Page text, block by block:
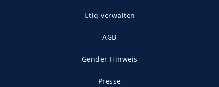
Utiq verwalten
AGB
Gender-Hinweis
Presse